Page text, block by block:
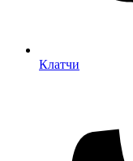
Клатчи